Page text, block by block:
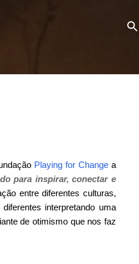
Playing for Changea
para inspirar, conectar e
entre diferentes culturas,
interpretando uma
de otimismo que nos faz